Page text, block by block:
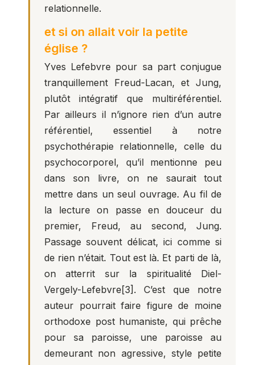
relationnelle.
et si on allait voir la petite
église ?
Yves Lefebvre pour sa part conjugue
tranquillement Freud-Lacan, et Jung,
plutôt intégratif que multiréférentiel.
Par ailleurs il n’ignore rien d’un autre
référentiel, essentiel à notre
psychothérapie relationnelle, celle du
psychocorporel, qu’il mentionne peu
dans son livre, on ne saurait tout
mettre dans un seul ouvrage. Au fil de
la lecture on passe en douceur du
premier, Freud, au second, Jung.
Passage souvent délicat, ici comme si
de rien n’était. Tout est là. Et parti de là,
on atterrit sur la spiritualité Diel-
Vergely-Lefebvre [3] . C’est que notre
auteur pourrait faire figure de moine
orthodoxe post humaniste, qui prêche
pour sa paroisse, une paroisse au
demeurant non agressive, style petite